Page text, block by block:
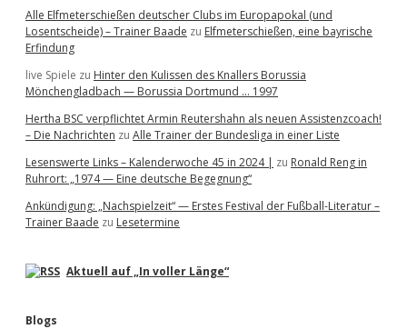
Alle Elfmeterschießen deutscher Clubs im Europapokal (und
Losentscheide) – Trainer Baade zu Elfmeterschießen, eine bayrische
Erfindung
live Spiele zu Hinter den Kulissen des Knallers Borussia
Mönchengladbach — Borussia Dortmund … 1997
Hertha BSC verpflichtet Armin Reutershahn als neuen Assistenzcoach!
– Die Nachrichten zu Alle Trainer der Bundesliga in einer Liste
Lesenswerte Links – Kalenderwoche 45 in 2024 | zu Ronald Reng in
Ruhrort: „1974 — Eine deutsche Begegnung“
Ankündigung: „Nachspielzeit“ — Erstes Festival der Fußball-Literatur –
Trainer Baade zu Lesetermine
Aktuell auf „In voller Länge“
Blogs